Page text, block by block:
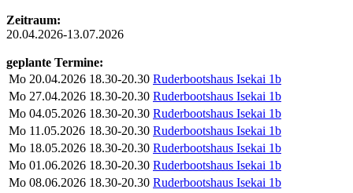
Zeitraum:
20.04.2026-13.07.2026
geplante Termine:
Mo 20.04.2026 18.30-20.30 Ruderbootshaus Isekai 1b
Mo 27.04.2026 18.30-20.30 Ruderbootshaus Isekai 1b
Mo 04.05.2026 18.30-20.30 Ruderbootshaus Isekai 1b
Mo 11.05.2026 18.30-20.30 Ruderbootshaus Isekai 1b
Mo 18.05.2026 18.30-20.30 Ruderbootshaus Isekai 1b
Mo 01.06.2026 18.30-20.30 Ruderbootshaus Isekai 1b
Mo 08.06.2026 18.30-20.30 Ruderbootshaus Isekai 1b